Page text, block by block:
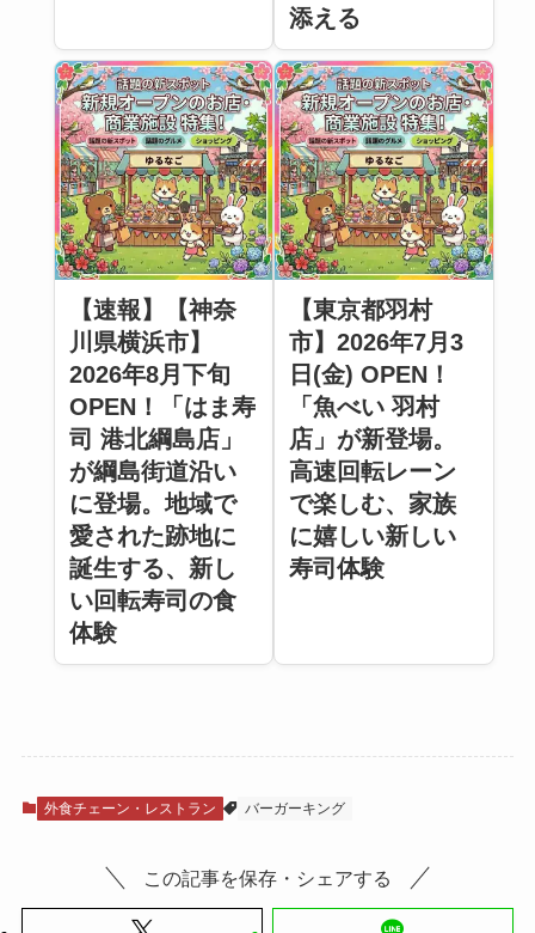
添える
【速報】【神奈
川県横浜市】
2026年8月下旬
OPEN！「はま寿
司 港北綱島店」
が綱島街道沿い
に登場。地域で
愛された跡地に
誕生する、新し
い回転寿司の食
体験
【東京都羽村
市】2026年7月3
日(金) OPEN！
「魚べい 羽村
店」が新登場。
高速回転レーン
で楽しむ、家族
に嬉しい新しい
寿司体験
外食チェーン・レストラン バーガーキング
この記事を保存・シェアする